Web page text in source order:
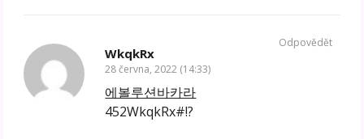
WkqkRx
28 června, 2022 (14:33)
에볼루션바카라
452WkqkRx#!?
Odpovědět